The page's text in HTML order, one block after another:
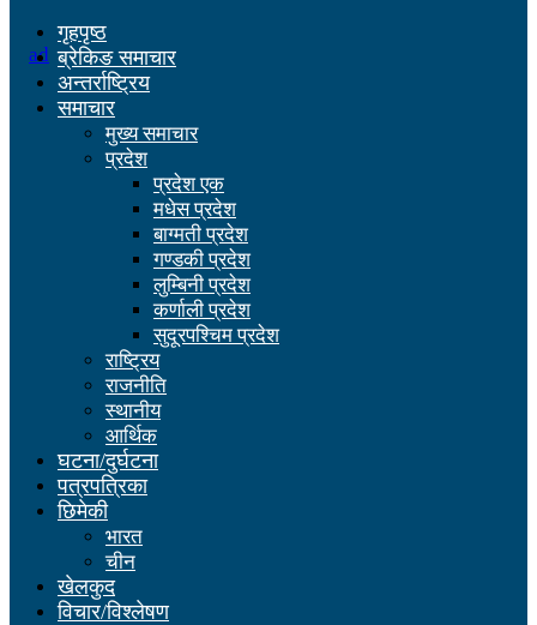
गृहपृष्ठ
ब्रेकिङ समाचार
अन्तर्राष्ट्रिय
समाचार
मुख्य समाचार
प्रदेश
प्रदेश एक
मधेस प्रदेश
बाग्मती प्रदेश
गण्डकी प्रदेश
लुम्बिनी प्रदेश
कर्णाली प्रदेश
सुदूरपश्चिम प्रदेश
राष्ट्रिय
राजनीति
स्थानीय
आर्थिक
घटना/दुर्घटना
पत्रपत्रिका
छिमेकी
भारत
चीन
खेलकुद
विचार/विश्लेषण